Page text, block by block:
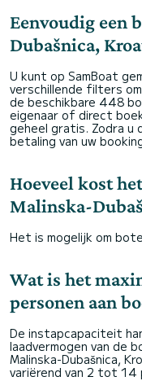
Eenvoudig een
Dubašnica,
U kunt op SamBoat
verschillende filters
de beschikbare 448
eigenaar of direct
geheel gratis. Zodra
betaling van uw
Hoeveel kost
Malinska-
Het is mogelijk om
Wat is het
personen aan
De instapcapaciteit
laadvermogen van de
Malinska-Dubašnica,
variërend van 2 tot 14